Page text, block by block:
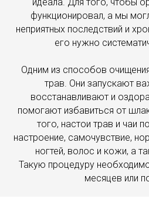
функционировал, а мы
неприятных последствий и
его нужно
Одним из способов
трав. Они запускают
восстанавливают и
помогают избавиться от
того, настои трав и чаи
настроение, самочувствие,
ногтей, волос и кожи, а
Такую процедуру
месяцев или